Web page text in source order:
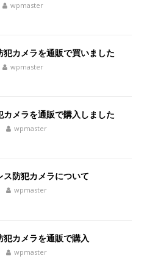
wpmaster
犯カメラを通販で買いました
wpmaster
カメラを通販で購入しました
wpmaster
ス防犯カメラについて
wpmaster
犯カメラを通販で購入
wpmaster